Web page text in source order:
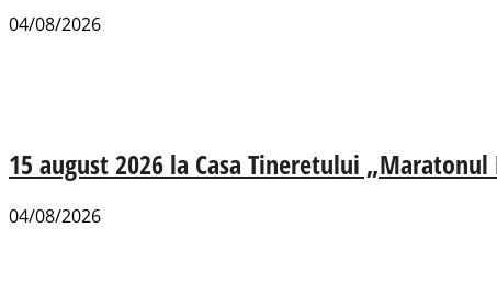
04/08/2026
15 august 2026 la Casa Tineretului
04/08/2026